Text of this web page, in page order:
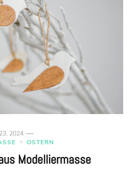
2024
OSTERN
Modelliermasse